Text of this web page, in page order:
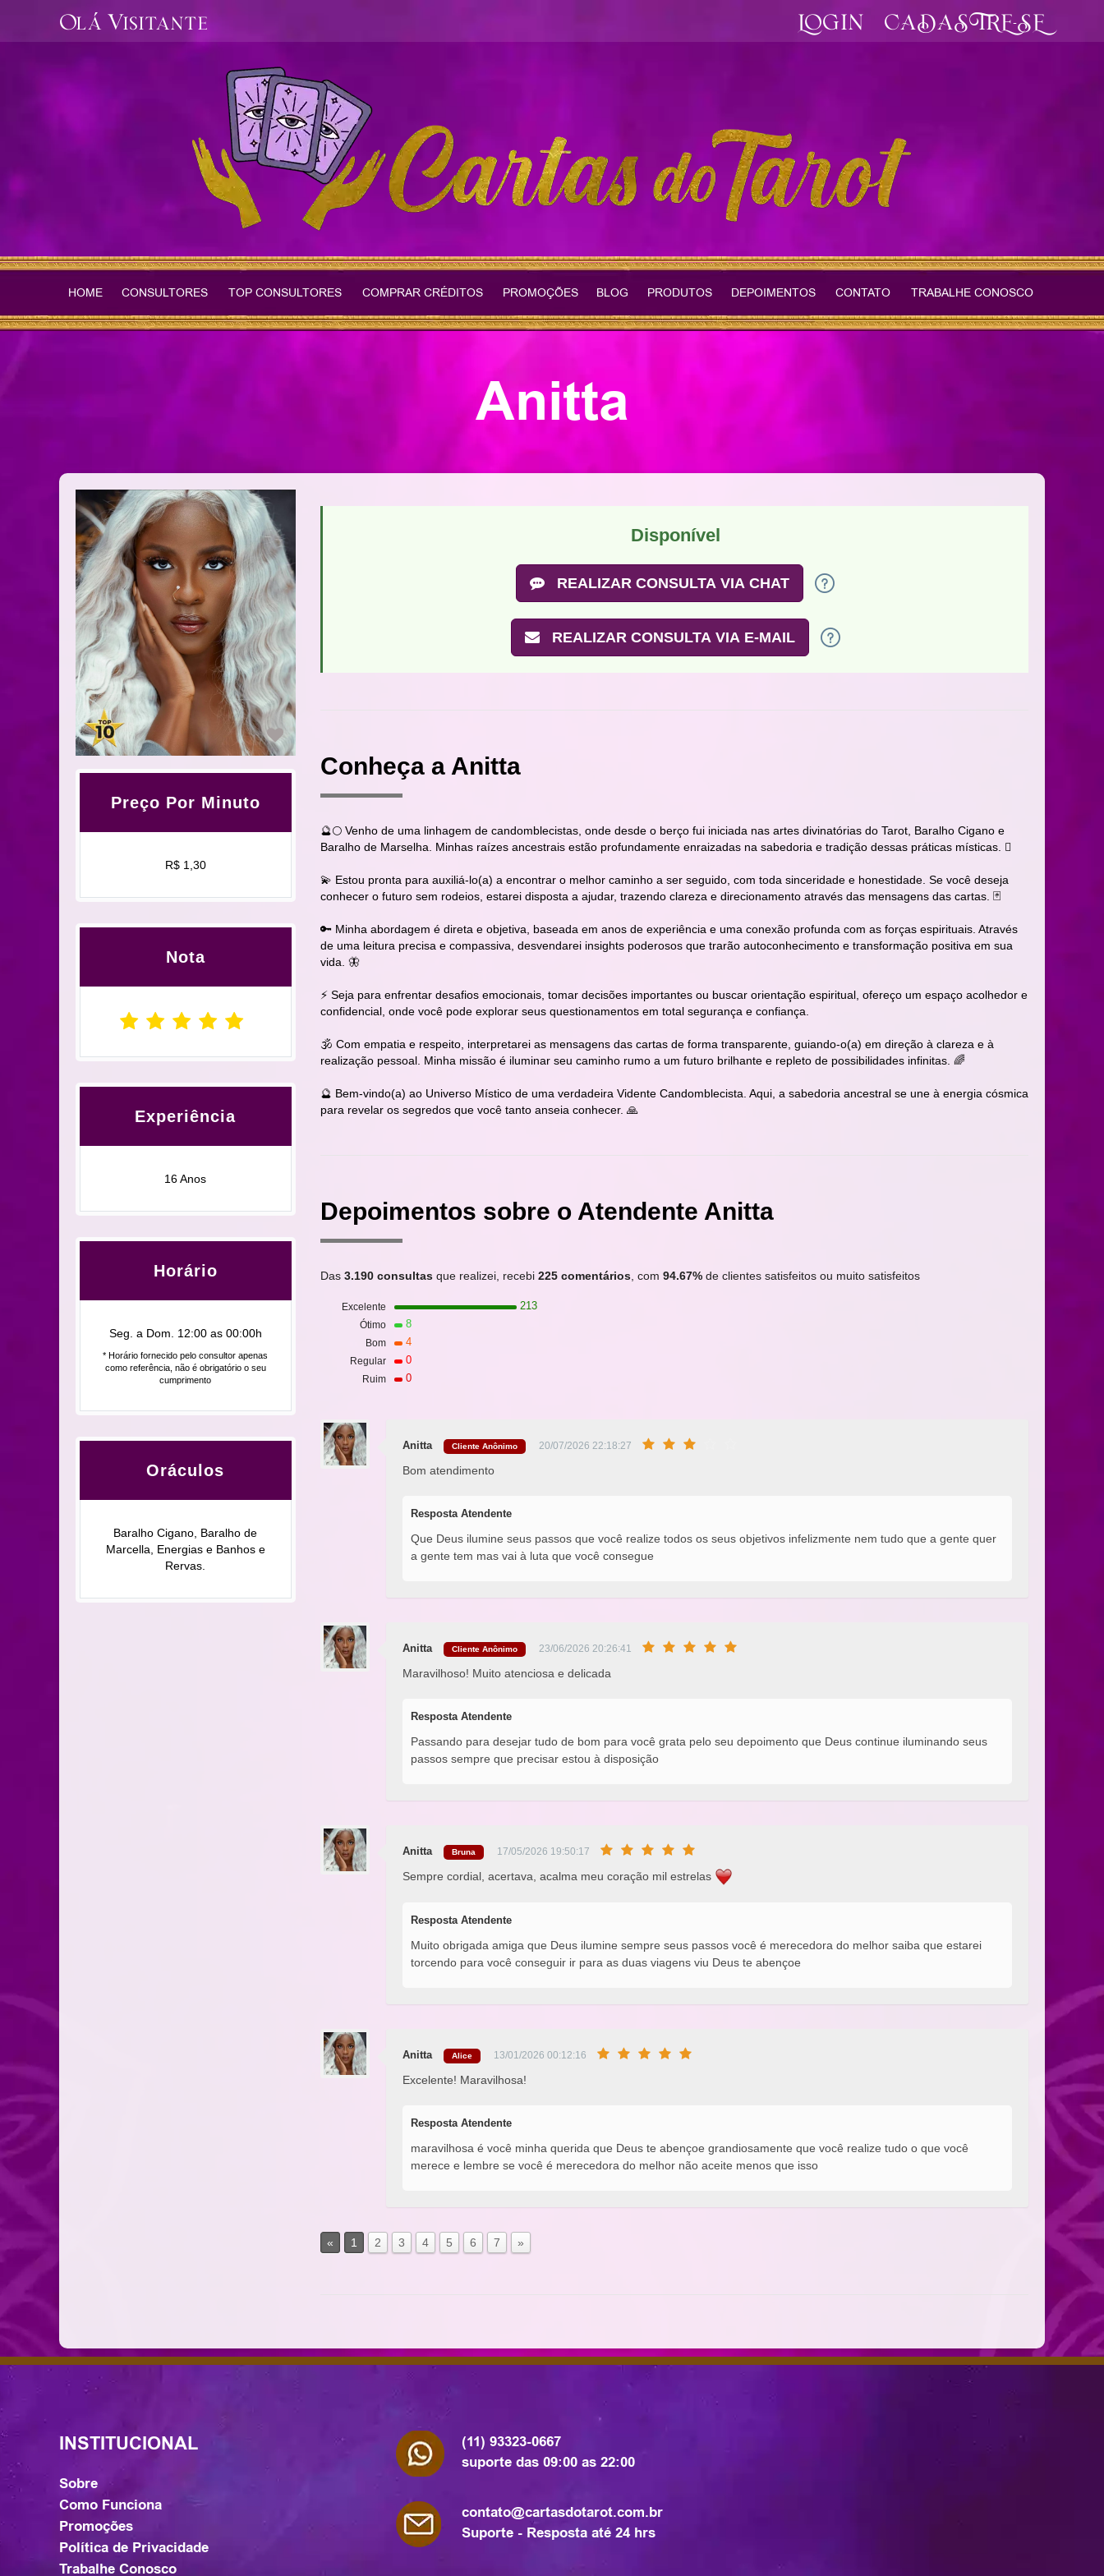
Olá Visitante LOGIN CADASTRE-SE
HOME CONSULTORES TOP CONSULTORES COMPRAR CRÉDITOS PROMOÇÕES BLOG PRODUTOS DEPOIMENTOS CONTATO TRABALHE CONOSCO
Anitta
Preço Por Minuto
R$ 1,30
Nota
Experiência
16 Anos
Horário
Seg. a Dom. 12:00 as 00:00h
* Horário fornecido pelo consultor apenas
como referência, não é obrigatório o seu
cumprimento
Oráculos
Baralho Cigano, Baralho de
Marcella, Energias e Banhos e
Rervas.
Disponível
REALIZAR CONSULTA VIA CHAT
REALIZAR CONSULTA VIA E-MAIL
Conheça a Anitta
🔮🌕 Venho de uma linhagem de candomblecistas, onde desde o berço fui iniciada nas artes divinatórias do Tarot, Baralho Cigano e
Baralho de Marselha. Minhas raízes ancestrais estão profundamente enraizadas na sabedoria e tradição dessas práticas místicas. 🏽
💫 Estou pronta para auxiliá-lo(a) a encontrar o melhor caminho a ser seguido, com toda sinceridade e honestidade. Se você deseja
conhecer o futuro sem rodeios, estarei disposta a ajudar, trazendo clareza e direcionamento através das mensagens das cartas. 🃏
🔑 Minha abordagem é direta e objetiva, baseada em anos de experiência e uma conexão profunda com as forças espirituais. Através
de uma leitura precisa e compassiva, desvendarei insights poderosos que trarão autoconhecimento e transformação positiva em sua
vida. 🦋
⚡ Seja para enfrentar desafios emocionais, tomar decisões importantes ou buscar orientação espiritual, ofereço um espaço acolhedor e
confidencial, onde você pode explorar seus questionamentos em total segurança e confiança.
🕉 Com empatia e respeito, interpretarei as mensagens das cartas de forma transparente, guiando-o(a) em direção à clareza e à
realização pessoal. Minha missão é iluminar seu caminho rumo a um futuro brilhante e repleto de possibilidades infinitas. 🌈
🔮 Bem-vindo(a) ao Universo Místico de uma verdadeira Vidente Candomblecista. Aqui, a sabedoria ancestral se une à energia cósmica
para revelar os segredos que você tanto anseia conhecer. 🙏
Depoimentos sobre o Atendente Anitta
Das 3.190 consultasque realizei, recebi 225 comentários, com 94.67%de clientes satisfeitos ou muito satisfeitos
Excelente 213
Ótimo 8
Bom 4
Regular 0
Ruim 0
Anitta Cliente Anônimo 20/07/2026 22:18:27
Bom atendimento
Resposta Atendente
Que Deus ilumine seus passos que você realize todos os seus objetivos infelizmente nem tudo que a gente quer
a gente tem mas vai à luta que você consegue
Anitta Cliente Anônimo 23/06/2026 20:26:41
Maravilhoso! Muito atenciosa e delicada
Resposta Atendente
Passando para desejar tudo de bom para você grata pelo seu depoimento que Deus continue iluminando seus
passos sempre que precisar estou à disposição
Anitta Bruna 17/05/2026 19:50:17
Sempre cordial, acertava, acalma meu coração mil estrelas
Resposta Atendente
Muito obrigada amiga que Deus ilumine sempre seus passos você é merecedora do melhor saiba que estarei
torcendo para você conseguir ir para as duas viagens viu Deus te abençoe
Anitta Alice 13/01/2026 00:12:16
Excelente! Maravilhosa!
Resposta Atendente
maravilhosa é você minha querida que Deus te abençoe grandiosamente que você realize tudo o que você
merece e lembre se você é merecedora do melhor não aceite menos que isso
« 1 2 3 4 5 6 7 »
INSTITUCIONAL
Sobre
Como Funciona
Promoções
Política de Privacidade
Trabalhe Conosco
(11) 93323-0667
suporte das 09:00 as 22:00
contato@cartasdotarot.com.br
Suporte - Resposta até 24 hrs